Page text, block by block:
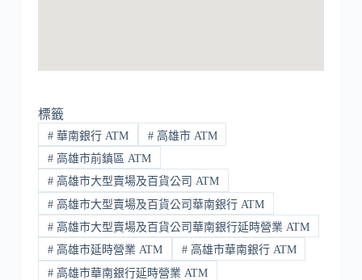
標籤
#華南銀行 ATM #高雄市 ATM
#高雄市前鎮區 ATM
#高雄市大型賣場及百貨公司 ATM
#高雄市大型賣場及百貨公司華南銀行 ATM
#高雄市大型賣場及百貨公司華南銀行延時營業 ATM
#高雄市延時營業 ATM #高雄市華南銀行 ATM
#高雄市華南銀行延時營業 ATM